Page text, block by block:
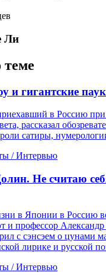
Ли
теме
и гигантские
в Россию
рассказал
сатиры,
/Интервью
Не считаю
в Японии в Россию
и профессор
с сэнсэем о цунами
лирике и русской
/Интервью